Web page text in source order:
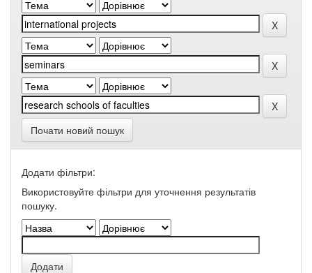
Почати новий пошук
Додати фільтри:
Використовуйте фільтри для уточнення результатів
пошуку.